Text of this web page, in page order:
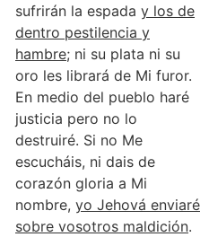
sufrirán la espada y los de
dentro pestilencia y
hambre; ni su plata ni su
oro les librará de Mi furor.
En medio del pueblo haré
justicia pero no lo
destruiré. Si no Me
escucháis, ni dais de
corazón gloria a Mi
nombre, yo Jehová enviaré
sobre vosotros maldición.